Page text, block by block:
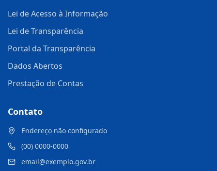
Lei de Acesso à Informação
Lei de Transparência
Portal da Transparência
Dados Abertos
Prestação de Contas
Contato
Endereço não configurado
(00) 0000-0000
email@exemplo.gov.br